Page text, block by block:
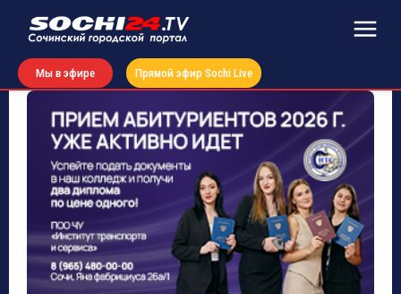
Мы в эфире Прямой эфир Sochi Live